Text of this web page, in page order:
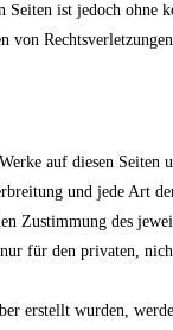
ist jedoch ohne
von
auf diesen Seiten
und jede Art
Zustimmung des
für den privaten,
erstellt wurden,